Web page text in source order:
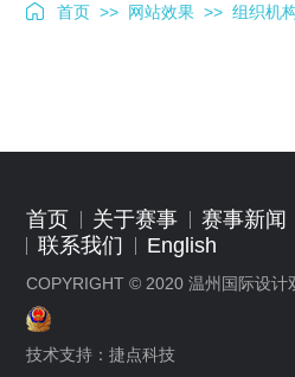
首页 >> 网站效果 >> 组织机
首页 关于赛事 赛事新闻
联系我们
English
COPYRIGHT © 2020 温州国际设计
技术支持： 捷点科技